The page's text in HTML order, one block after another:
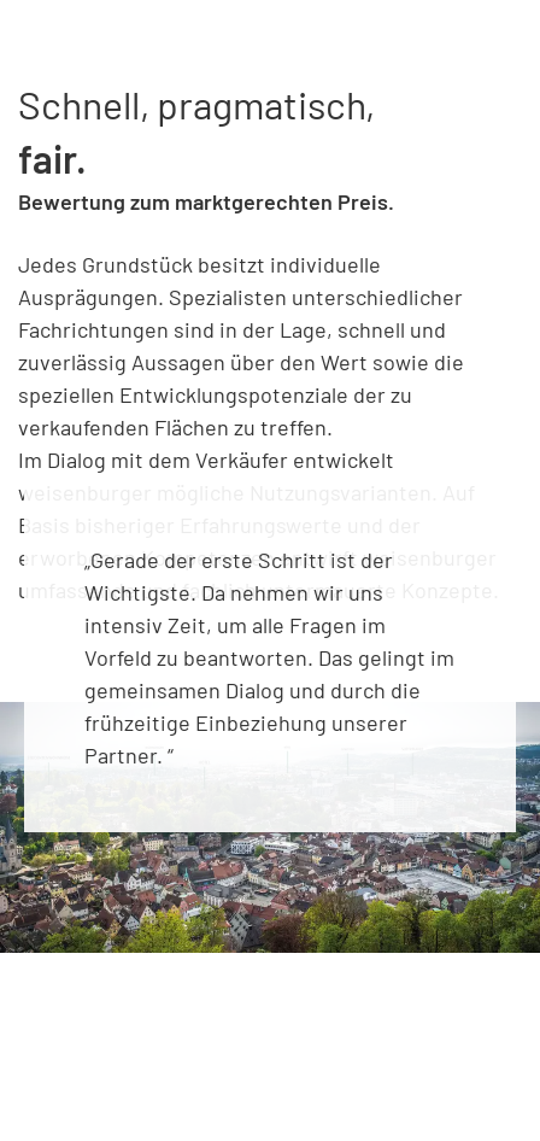
Schnell, pragmatisch,
fair.
Bewertung zum marktgerechten Preis.
Jedes Grundstück besitzt individuelle
Ausprägungen. Spezialisten unterschiedlicher
Fachrichtungen sind in der Lage, schnell und
zuverlässig Aussagen über den Wert sowie die
speziellen Entwicklungspotenziale der zu
verkaufenden Flächen zu treffen.
Im Dialog mit dem Verkäufer entwickelt
weisenburger mögliche Nutzungsvarianten. Auf
Basis bisheriger Erfahrungswerte und der
erworbenen Kompetenzen entwirft weisenburger
umfassende und fachlich untermauerte Konzepte.
„Gerade der erste Schritt ist der
Wichtigste. Da nehmen wir uns
intensiv Zeit, um alle Fragen im
Vorfeld zu beantworten. Das gelingt im
gemeinsamen Dialog und durch die
frühzeitige Einbeziehung unserer
Partner. “